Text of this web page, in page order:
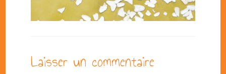
Laisser un commentaire